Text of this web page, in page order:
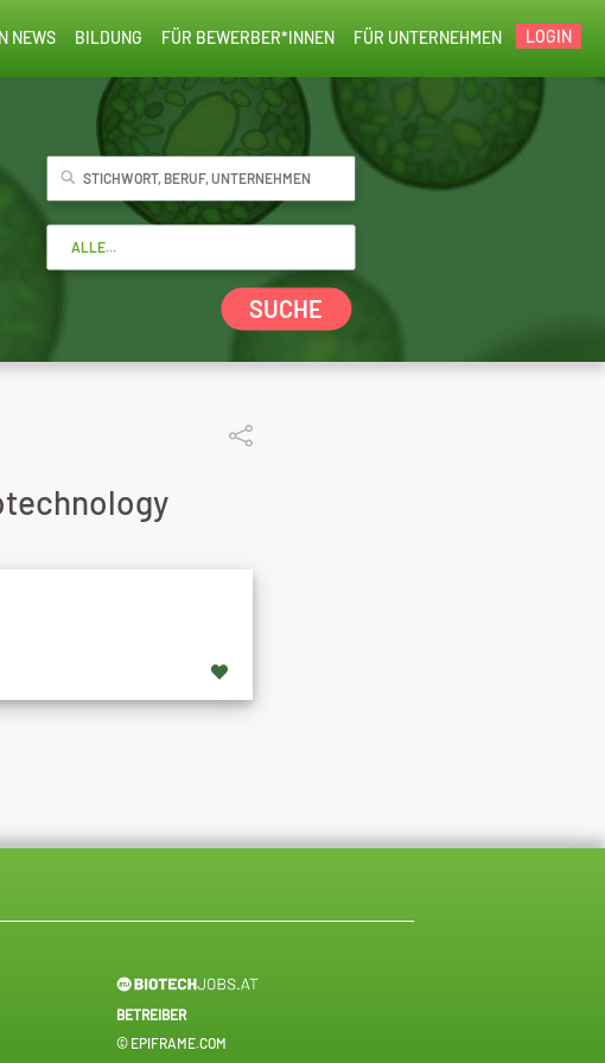
LOGIN
FÜR UNTERNEHMEN
FÜR BEWERBER*INNEN
BILDUNG
NEWS
SUCHE
BETREIBER
© EPIFRAME.COM